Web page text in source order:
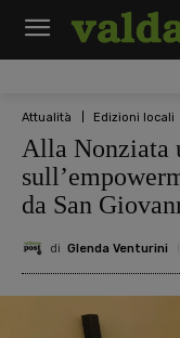
Attualità Edizioni locali
Alla Nonziata
da San
di Glenda Venturini